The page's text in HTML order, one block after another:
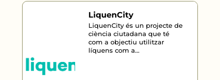
LiquenCity
LiquenCity és un projecte de
ciència ciutadana que té
com a objectiu utilitzar
líquens com a...